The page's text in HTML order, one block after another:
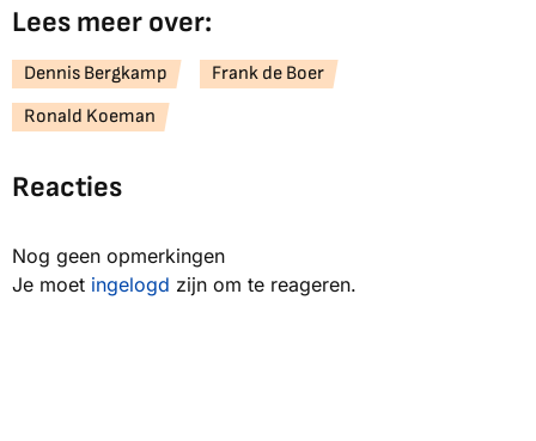
Lees meer over:
Dennis Bergkamp
Frank de Boer
Ronald Koeman
Reacties
Nog geen opmerkingen
Je moet ingelogd zijn om te reageren.